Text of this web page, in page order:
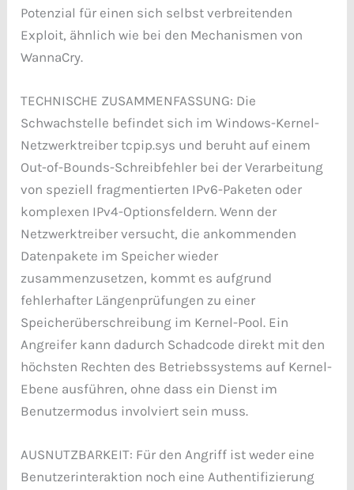
Potenzial für einen sich selbst verbreitenden
Exploit, ähnlich wie bei den Mechanismen von
WannaCry.
TECHNISCHE ZUSAMMENFASSUNG: Die
Schwachstelle befindet sich im Windows-Kernel-
Netzwerktreiber tcpip.sys und beruht auf einem
Out-of-Bounds-Schreibfehler bei der Verarbeitung
von speziell fragmentierten IPv6-Paketen oder
komplexen IPv4-Optionsfeldern. Wenn der
Netzwerktreiber versucht, die ankommenden
Datenpakete im Speicher wieder
zusammenzusetzen, kommt es aufgrund
fehlerhafter Längenprüfungen zu einer
Speicherüberschreibung im Kernel-Pool. Ein
Angreifer kann dadurch Schadcode direkt mit den
höchsten Rechten des Betriebssystems auf Kernel-
Ebene ausführen, ohne dass ein Dienst im
Benutzermodus involviert sein muss.
AUSNUTZBARKEIT: Für den Angriff ist weder eine
Benutzerinteraktion noch eine Authentifizierung